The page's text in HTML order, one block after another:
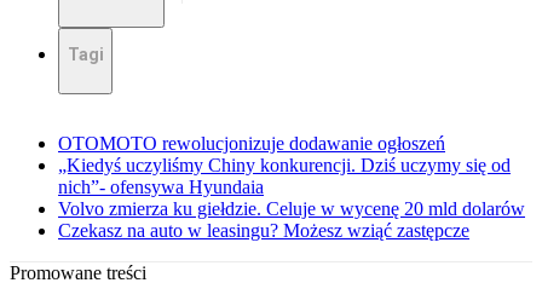
Tagi
OTOMOTO rewolucjonizuje dodawanie ogłoszeń
„Kiedyś uczyliśmy Chiny konkurencji. Dziś uczymy się od
nich”- ofensywa Hyundaia
Volvo zmierza ku giełdzie. Celuje w wycenę 20 mld dolarów
Czekasz na auto w leasingu? Możesz wziąć zastępcze
Promowane treści